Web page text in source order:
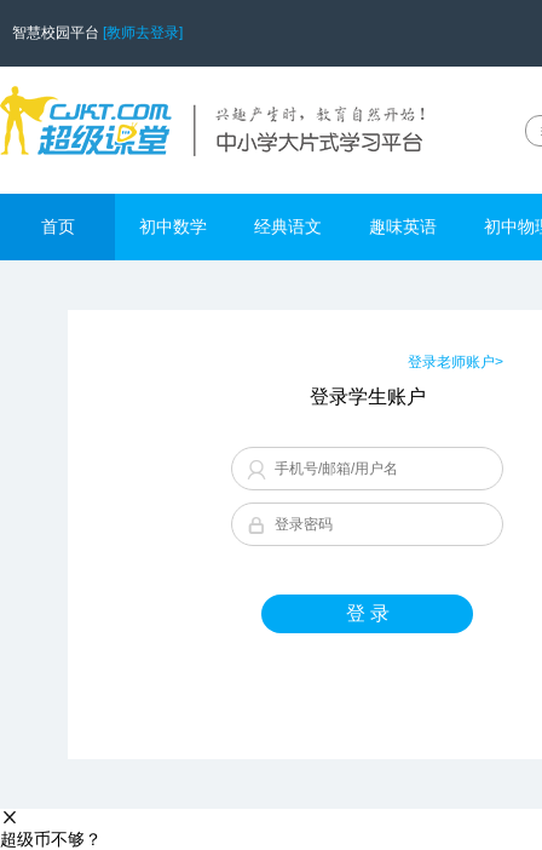
智慧校园平台 [教师去登录]
首页 初中数学 经典语文 趣味英语 初中物
登录老师账户>
登录学生账户
登 录
超级币不够？